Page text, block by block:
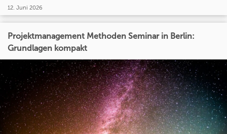
12. Juni 2026
Projektmanagement Methoden Seminar in Berlin:
Grundlagen kompakt